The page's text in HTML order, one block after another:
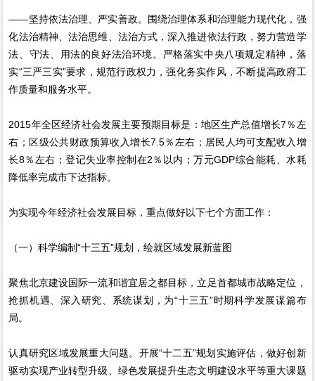
——坚持依法治理、严实善政。围绕治理体系和治理能力现代化，强
化法治精神、法治思维、法治方式，深入推进依法行政，努力营造学
法、守法、用法的良好法治环境。严格落实中央八项规定精神，落
实“三严三实”要求，规范行政权力，强化务实作风，不断提高政府工
作质量和服务水平。
2015年全区经济社会发展主要预期目标是：地区生产总值增长7％左
右；区级公共财政预算收入增长7.5％左右；居民人均可支配收入增
长8％左右；登记失业率控制在2％以内；万元GDP综合能耗、水耗
降低率完成市下达指标。
为实现今年经济社会发展目标，重点做好以下七个方面工作：
（一）科学编制“十三五”规划，绘就区域发展新蓝图
聚焦北京建设国际一流和谐宜居之都目标，立足首都城市战略定位，
抢抓机遇、深入研究、系统谋划，为“十三五”时期科学发展谋篇布
局。
认真研究区域发展重大问题。开展“十二五”规划实施评估，做好创新
驱动实现产业转型升级、绿色发展提升生态文明建设水平等重大课题